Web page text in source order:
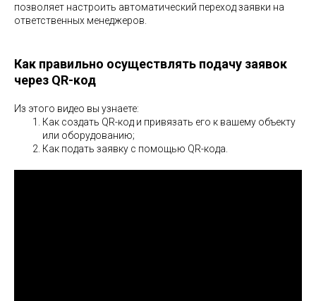
позволяет настроить автоматический переход заявки на
ответственных менеджеров.
Как правильно осуществлять подачу заявок
через QR-код
Из этого видео вы узнаете:
Как создать QR-код и привязать его к вашему объекту
или оборудованию;
Как подать заявку с помощью QR-кода.